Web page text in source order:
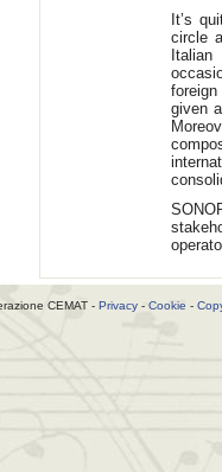
It’s
circle
given
CEMAT - Privacy - Cookie -